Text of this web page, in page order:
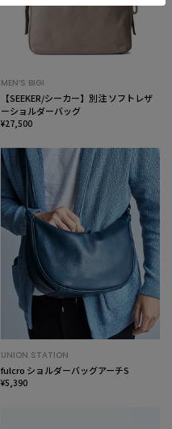
MEN’S BIGI
【SEEKER/シーカー】別注 ソフトレザ
ーショルダーバッグ
¥27,500
UNION STATION
fulcro ショルダーバッグアーチS
¥5,390